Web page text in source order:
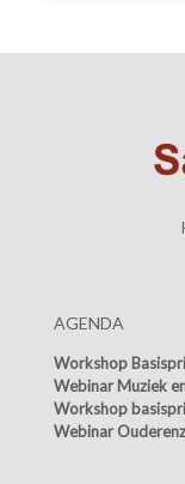
AGENDA
Workshop
Webinar Muziek
Workshop
Webinar